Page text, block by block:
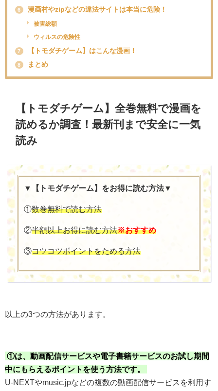
6 漫画村やzipなどの違法サイトは本当に危険！
被害総額
ウィルスの危険性
7 【トモダチゲーム】はこんな漫画！
8 まとめ
【トモダチゲーム】全巻無料で漫画を
読めるか調査！最新刊まで安全に一気
読み
▼【トモダチゲーム】をお得に読む方法▼
①数巻無料で読む方法
②半額以上お得に読む方法※おすすめ
③コツコツポイントをためる方法
以上の3つの方法があります。
①は、動画配信サービスや電子書籍サービスのお試し期間
中にもらえるポイントを使う方法です。
U-NEXTやmusic.jpなどの複数の動画配信サービスを利用す